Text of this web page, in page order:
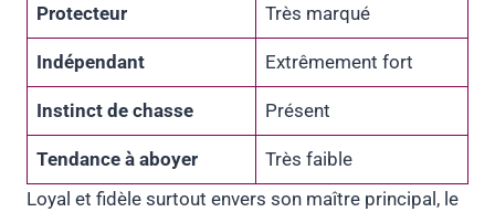
Protecteur Très marqué
Indépendant Extrêmement fort
Instinct de chasse Présent
Tendance à aboyer
Très faible
Loyal et fidèle surtout envers son maître principal, le